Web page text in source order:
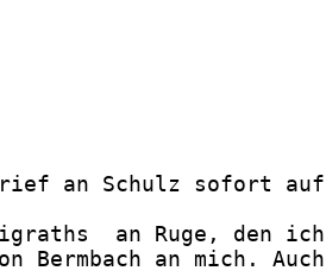
an Schulz sofort auf
an Ruge, den ich
Bermbach an mich. Auch